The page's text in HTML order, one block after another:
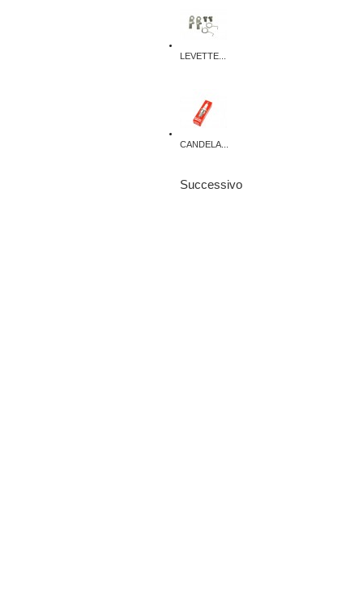
LEVETTE...
CANDELA...
Successivo